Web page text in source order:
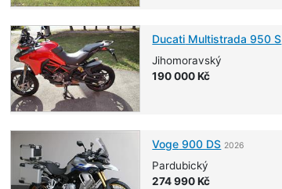
Ducati Multistrada 950 S
Jihomoravský
190 000 Kč
Voge 900 DS 2026
Pardubický
274 990 Kč